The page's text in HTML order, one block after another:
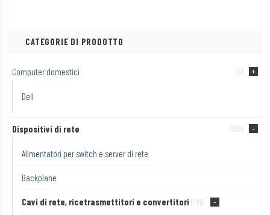
CATEGORIE DI PRODOTTO
Computer domestici (8)
Dell
Dispositivi di rete (999)
Alimentatori per switch e server di rete
Backplane
Cavi di rete, ricetrasmettitori e convertitori (286)